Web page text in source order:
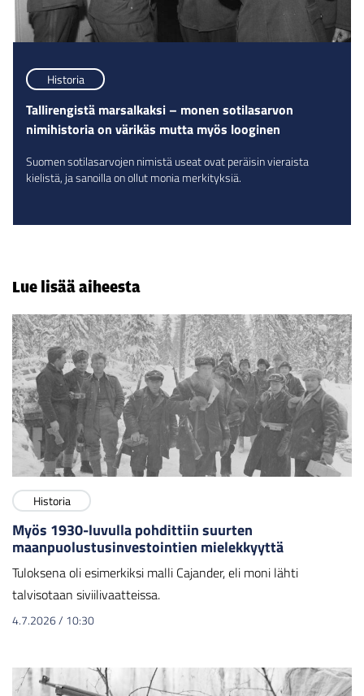
Historia
Tallirengistä marsalkaksi – monen sotilasarvon
nimihistoria on värikäs mutta myös looginen
Suomen sotilasarvojen nimistä useat ovat peräisin vieraista
kielistä, ja sanoilla on ollut monia merkityksiä.
Lue lisää aiheesta
Historia
Myös 1930-luvulla pohdittiin suurten
maanpuolustusinvestointien mielekkyyttä
Tuloksena oli esimerkiksi malli Cajander, eli moni lähti
talvisotaan siviilivaatteissa.
4.7.2026/ 10:30